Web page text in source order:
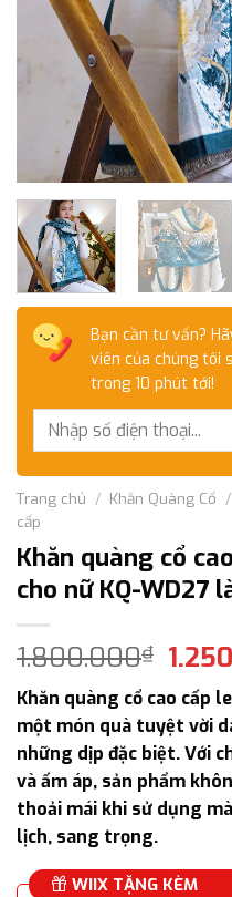
Bạn cần tư vấn?
viên của chúng tôi
trong 10 phút tới!
Trang chủ / Khăn Quàng Cổ /
cấp
Khăn quàng cổ
cho nữ KQ-WD27
1.800.000₫ Giá
gốc
là:
Khăn quàng cổ cao cấp
một món quà tuyệt vời
những dịp đặc biệt. Với
và ấm áp, sản phẩm
thoải mái khi sử dụng
lịch, sang trọng.
WIIX TẶNG KÈM